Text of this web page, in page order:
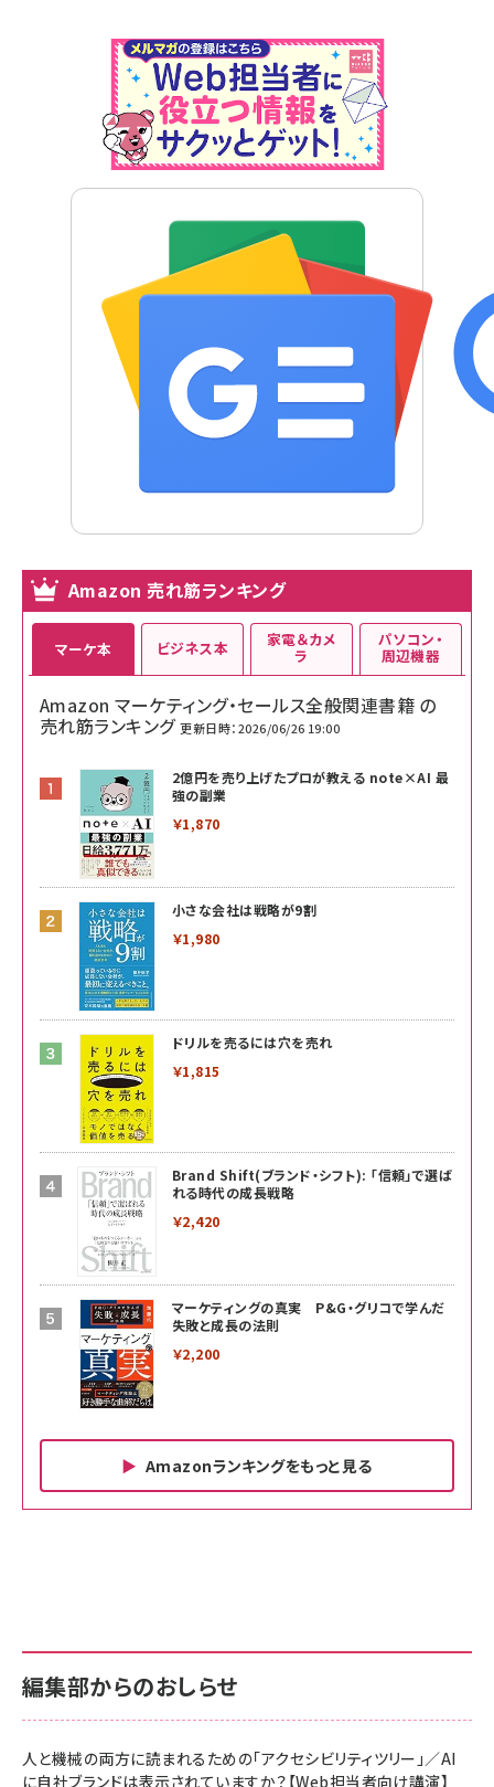
Amazon 売れ筋ランキング
マーケ本
Amazon マーケティング・セールス全般関連書籍 の
売れ筋ランキング 更新日時：2026/06/26 19:00
2億円を売り上げたプロが教える note×AI 最
強の副業
￥1,870
小さな会社は戦略が9割
￥1,980
ドリルを売るには穴を売れ
￥1,815
Brand Shift(ブランド・シフト): 「信頼」で選ば
れる時代の成長戦略
￥2,420
マーケティングの真実 P&G・グリコで学んだ
失敗と成長の法則
￥2,200
Amazonランキングをもっと見る
ビジネス本
￥880
anan(アンアン)2026/06/24号 No.2500増刊
スペシャルエディション[王道エンタメの矜持／
￥1,100
家電＆カメ
ラ
サポート正規品 メーカー保証5年 KLMEA128G
NIMASO ガラスフィルム iPhone 17 用 保護フィ
すい ガイド枠付き いPhone17 (6.3インチ) 対応
2枚セット DSP25F1698
￥1,599
パソコン・
周辺機器
サポート正規品 メーカー保証5年 KLMEA128G
Amazon eギフトカード - Amazonロゴ - クラ
￥5,000
編集部からのおしらせ
人と機械の両方に読まれるための「アクセシビリティツリー」／AI
に自社ブランドは表示されていますか？【Web担当者向け講演】